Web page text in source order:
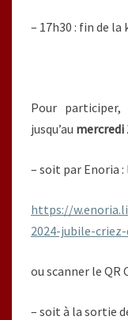
– 17h30 : fin de la
Pour
jusqu’au mercredi
– soit par Enoria
https://
2024-jubile-
ou scanner le QR
– soit à la sortie